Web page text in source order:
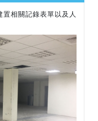
相關記錄表單以及人